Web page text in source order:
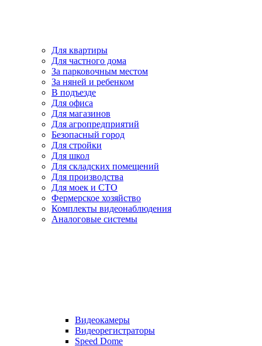
Для квартиры
Для частного дома
За парковочным местом
За няней и ребенком
В подъезде
Для офиса
Для магазинов
Для агропредприятий
Безопасный город
Для стройки
Для школ
Для складских помещений
Для производства
Для моек и СТО
Фермерское хозяйство
Комплекты видеонаблюдения
Аналоговые системы
Видеокамеры
Видеорегистраторы
Speed Dome